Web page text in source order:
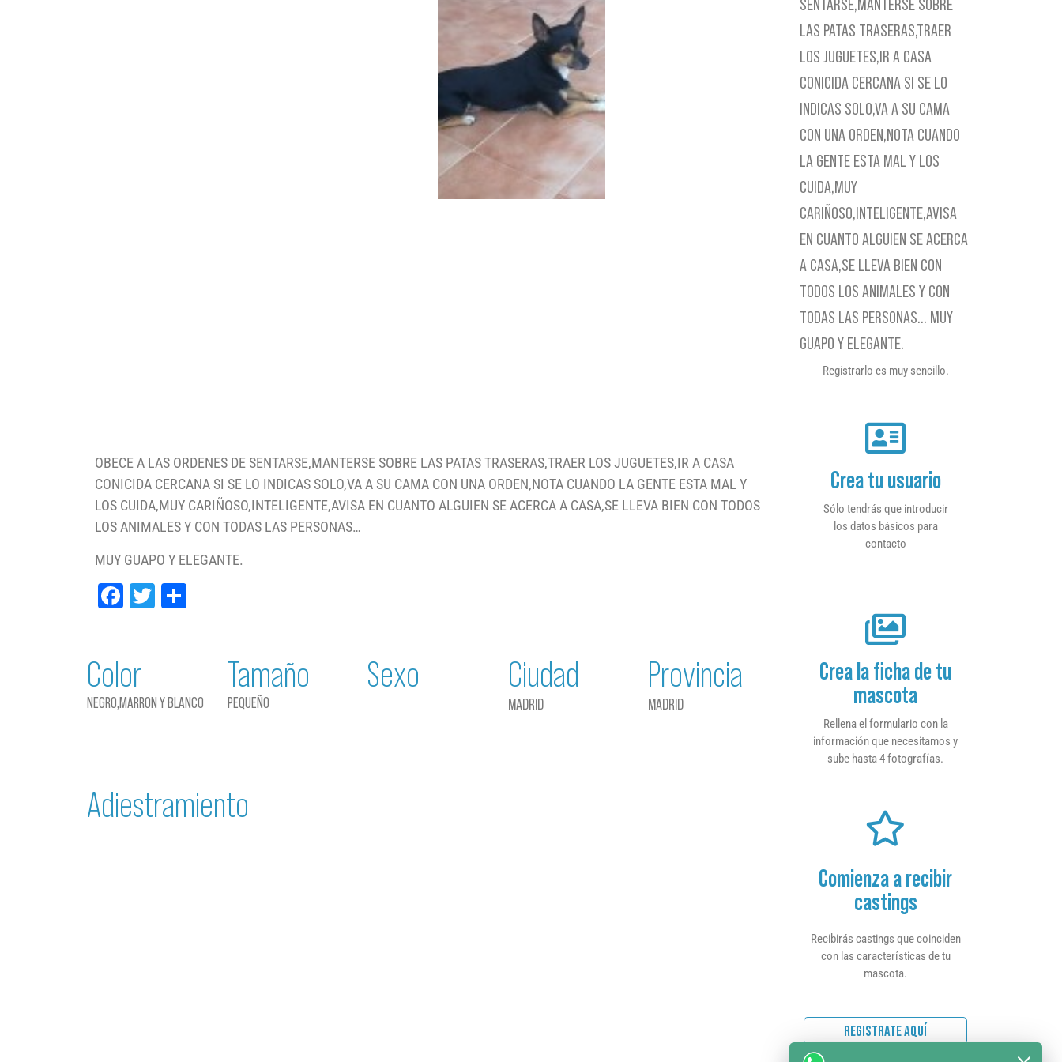
OBECE A LAS ORDENES DE SENTARSE,MANTERSE SOBRE LAS PATAS TRASERAS,TRAER LOS JUGUETES,IR A CASA
CONICIDA CERCANA SI SE LO INDICAS SOLO,VA A SU CAMA CON UNA ORDEN,NOTA CUANDO LA GENTE ESTA MAL Y
LOS CUIDA,MUY CARIÑOSO,INTELIGENTE,AVISA EN CUANTO ALGUIEN SE ACERCA A CASA,SE LLEVA BIEN CON TODOS
LOS ANIMALES Y CON TODAS LAS PERSONAS…
MUY GUAPO Y ELEGANTE.
Facebook
Twitter
Color
NEGRO,MARRON Y BLANCO
Tamaño
PEQUEÑO
Sexo Ciudad
MADRID
Provincia
MADRID
Adiestramiento
SENTARSE,MANTERSE SOBRE
LAS PATAS TRASERAS,TRAER
LOS JUGUETES,IR A CASA
CONICIDA CERCANA SI SE LO
INDICAS SOLO,VA A SU CAMA
CON UNA ORDEN,NOTA CUANDO
LA GENTE ESTA MAL Y LOS
CUIDA,MUY
CARIÑOSO,INTELIGENTE,AVISA
EN CUANTO ALGUIEN SE ACERCA
A CASA,SE LLEVA BIEN CON
TODOS LOS ANIMALES Y CON
TODAS LAS PERSONAS… MUY
GUAPO Y ELEGANTE.
Registrarlo es muy sencillo.
Crea tu usuario
Sólo tendrás que introducir
los datos básicos para
contacto
Crea la ficha de tu
mascota
Rellena el formulario con la
información que necesitamos y
sube hasta 4 fotografías.
Comienza a recibir
castings
Recibirás castings que coinciden
con las características de tu
mascota.
REGISTRATE AQUÍ